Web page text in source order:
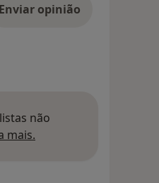
Enviar opinião
não
mais.